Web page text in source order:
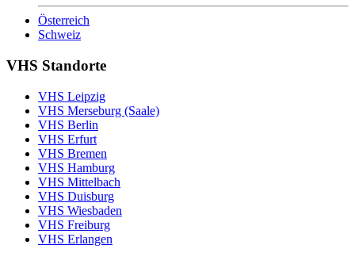
Österreich
Schweiz
VHS Standorte
VHS Leipzig
VHS Merseburg (Saale)
VHS Berlin
VHS Erfurt
VHS Bremen
VHS Hamburg
VHS Mittelbach
VHS Duisburg
VHS Wiesbaden
VHS Freiburg
VHS Erlangen